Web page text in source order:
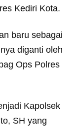
Kediri Kota.
baru sebagai
diganti oleh
Ops Polres
Kapolsek
SH yang